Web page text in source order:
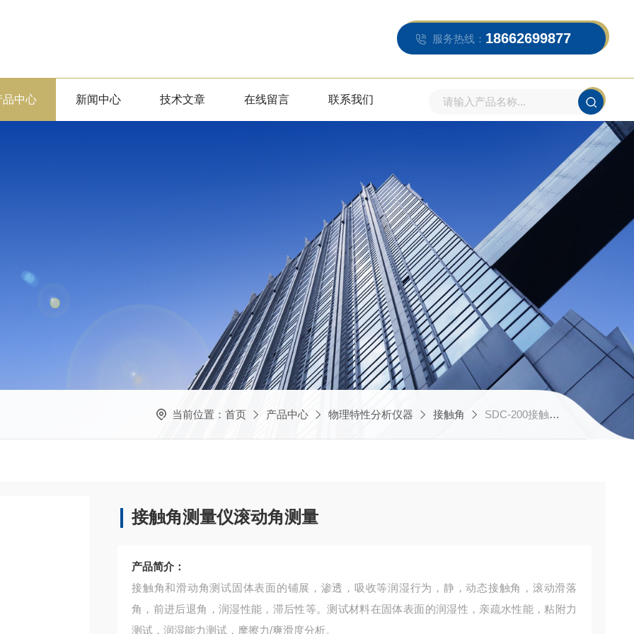
服务热线： 18662699877
品中心 新闻中心 技术文章 在线留言 联系我们
当前位置： 首页 产品中心 物理特性分析仪器 接触角 SDC-200接触角测量仪滚动角测量
接触角测量仪滚动角测量
产品简介：
接触角和滑动角测试固体表面的铺展，渗透，吸收等润湿行为，静，动态接触角，滚动滑落
角，前进后退角，润湿性能，滞后性等。测试材料在固体表面的润湿性，亲疏水性能，粘附力
测试，润湿能力测试，摩擦力/爽滑度分析。